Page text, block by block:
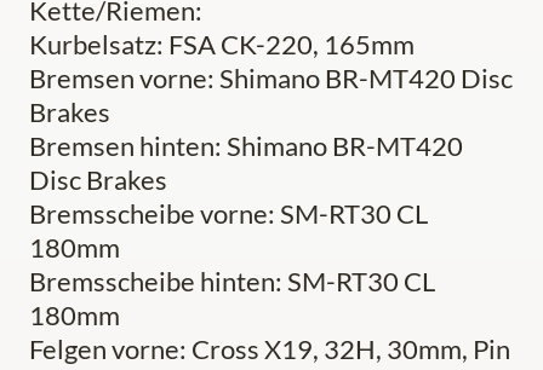
Kette/Riemen:
Kurbelsatz: FSA CK-220, 165mm
Bremsen vorne: Shimano BR-MT420 Disc
Brakes
Bremsen hinten: Shimano BR-MT420
Disc Brakes
Bremsscheibe vorne: SM-RT30 CL
180mm
Bremsscheibe hinten: SM-RT30 CL
180mm
Felgen vorne: Cross X19, 32H, 30mm, Pin